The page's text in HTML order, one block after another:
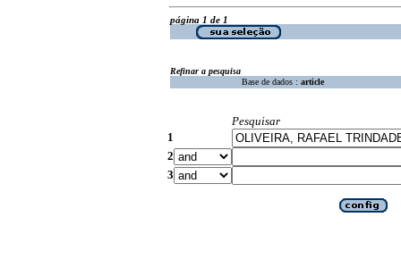
página 1 de 1
Refinar a pesquisa
Base de dados : article
Pesquisar
1
2
3